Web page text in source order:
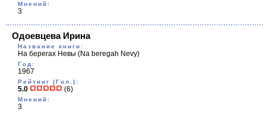
Мнений:
3
Одоевцева Ирина
Название книги:
На берегах Невы (Na beregah Nevy)
Год:
1967
Рейтинг (Гол.):
5.0 (6)
Мнений:
3